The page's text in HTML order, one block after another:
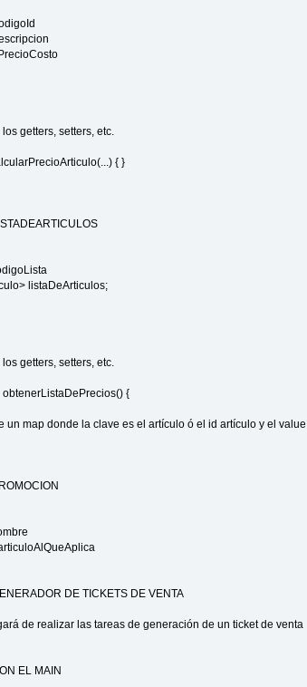
getters, setters, etc.
{ }
listaDeArticulos;
getters, setters, etc.
{
un map donde la clave es el artículo ó el id artículo y el
DE TICKETS DE VENTA
de realizar las tareas de generación de un ticket de venta
EL MAIN